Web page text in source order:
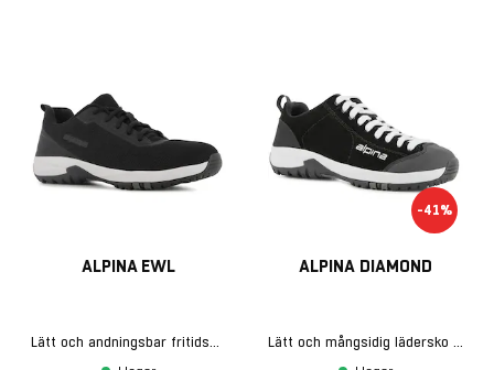
ALPINA EWL
Lätt och andningsbar fritidsskor
-41%
ALPINA DIAMOND
Lätt och mångsidig lädersko – perfekt för vandring, sport och fritid